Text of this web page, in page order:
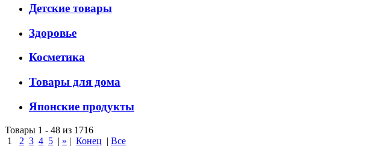
Детские товары
Здоровье
Косметика
Товары для дома
Японские продукты
Товары 1 - 48 из 1716
1
2 3 4 5 | » | Конец | Все